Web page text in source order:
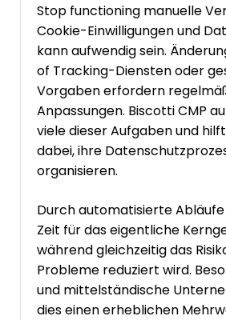
Stop functioning manuelle
Cookie-Einwilligungen und
kann aufwendig sein.
of Tracking-Diensten oder
Vorgaben erfordern
Anpassungen. Biscotti CMP
viele dieser Aufgaben und
dabei, ihre
organisieren.
Durch automatisierte
Zeit für das eigentliche
während gleichzeitig das
Probleme reduziert wird.
und mittelständische
dies einen erheblichen